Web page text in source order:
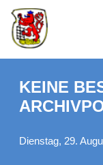
KEINE
Dienstag, 29.